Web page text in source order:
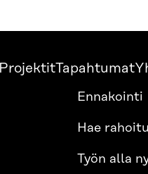
ProjektitTapahtumat
Ennakointi
Hae
Työn alla